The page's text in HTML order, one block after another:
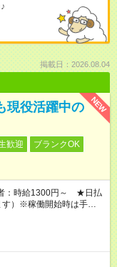
掲載日：2026.08.04
NEW
現役活躍中の
歓迎
ブランクOK
：時給1300円～ ★日払
）※稼働開始時は手続き